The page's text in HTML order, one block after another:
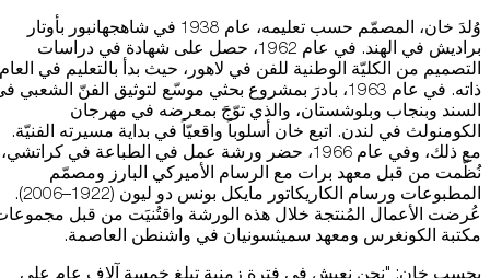
وُلدَ خان، المصمّم حسب تعليمه، عام 1938 في شاهجهانبور بأوتار
براديش في الهند. في عام 1962، حصل على شهادة في دراسات
التصميم من الكليّة الوطنية للفن في لاهور، حيث بدأ بالتعليم في العام
ذاته. في عام 1963، بادرَ بمشروع بحثي موسّع لتوثيق الفنّ الشعبي
السند وبنجاب وبلوشستان، والذي توّجَ بمعرضه في مهرجان
الكومنولث في لندن. اتبع خان أسلوباً واقعيّاً في بداية مسيرته الفنيّة.
مع ذلك، وفي عام 1966، حضر ورشة عمل في الطباعة في كراتشي،
نُظّمت من قبل معهد برات مع الرسام الأميركي البارز ومصمّم
المطبوعات ورسام الكاريكاتور مايكل بونس دو ليون (1922–2006).
عُرضت الأعمال المُنتجة خلال هذه الورشة واقتُنيَت من قبل
مكتبة الكونغرس ومعهد سميثسونيان في واشنطن العاصمة.
بحسب خان: "نحن نعيش في فترة زمنية تبلغ خمسة آلاف عامٍ على